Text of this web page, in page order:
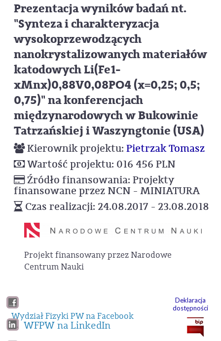
Prezentacja wyników badań nt.
"Synteza i charakteryzacja
wysokoprzewodzących
nanokrystalizowanych materiałów
katodowych Li(Fe1-
xMnx)0,88V0,08PO4 (x=0,25; 0,5;
0,75)" na konferencjach
międzynarodowych w Bukowinie
Tatrzańskiej i Waszyngtonie (USA)
Kierownik projektu: Pietrzak Tomasz
Wartość projektu: 016 456 PLN
Źródło finansowania: Projekty
finansowane przez NCN - MINIATURA
Czas realizacji: 24.08.2017 - 23.08.2018
Projekt finansowany przez Narodowe
Centrum Nauki
Wydział Fizyki PW na Facebook
WFPW na LinkedIn
Deklaracja
dostępności